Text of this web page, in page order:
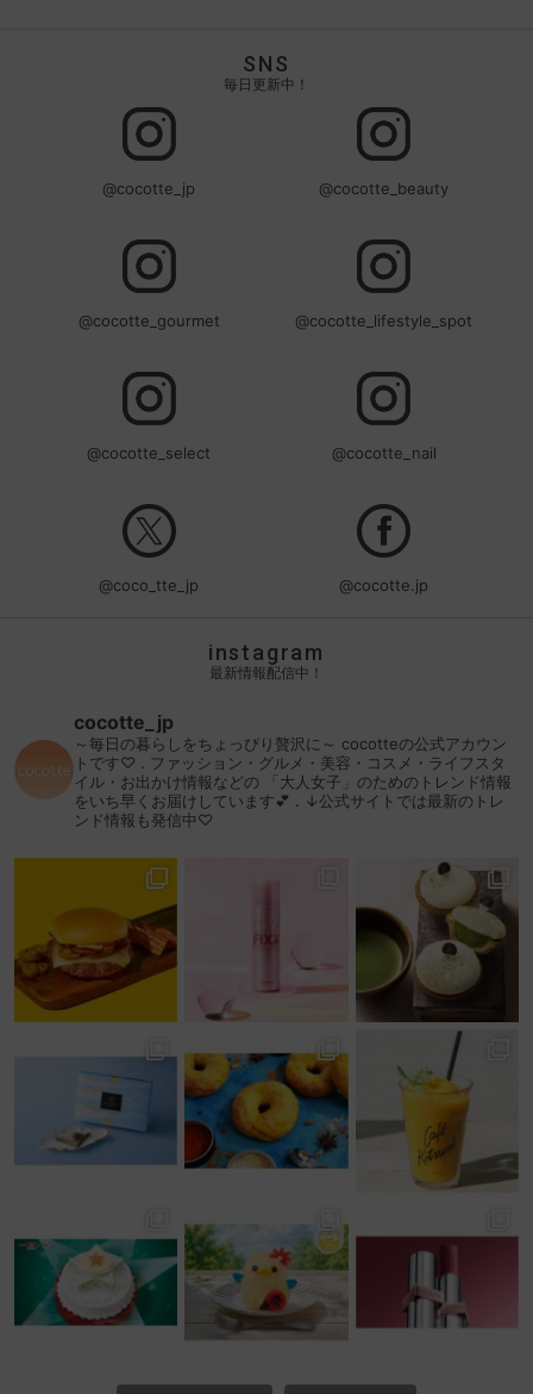
SNS
毎日更新中！
@cocotte_jp @cocotte_beauty
@cocotte_gourmet @cocotte_lifestyle_spot
@cocotte_select @cocotte_nail
@coco_tte_jp @cocotte.jp
instagram
最新情報配信中！
cocotte_jp
～毎日の暮らしをちょっぴり贅沢に～ cocotteの公式アカウン
トです♡ . ファッション・グルメ・美容・コスメ・ライフスタ
イル・お出かけ情報などの 「大人女子」のためのトレンド情報
をいち早くお届けしています💕 . ↓公式サイトでは最新のトレ
ンド情報も発信中♡